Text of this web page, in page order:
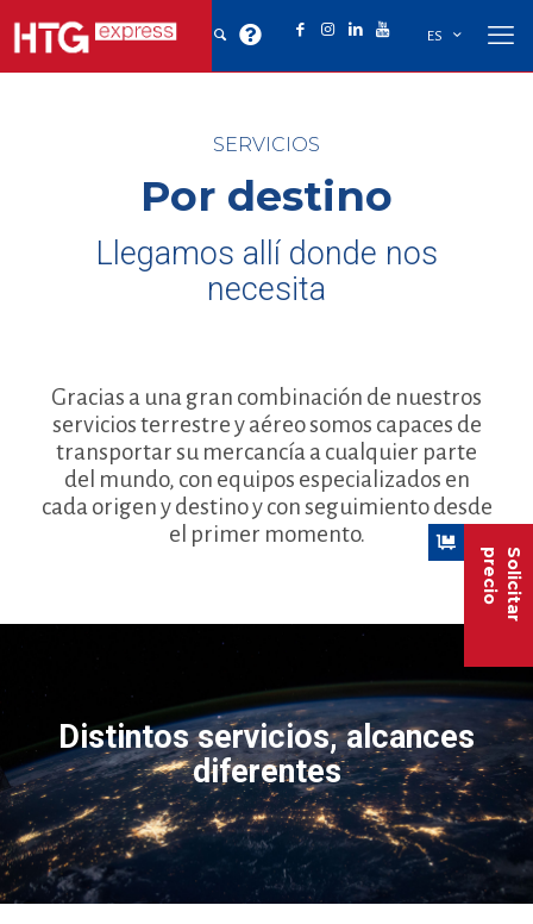
Solicitar
precio
ES
SERVICIOS
Por destino
Llegamos allí donde nos
necesita
Gracias a una gran combinación de nuestros
servicios terrestre y aéreo somos capaces de
transportar su mercancía a cualquier parte
del mundo, con equipos especializados en
cada origen y destino y con seguimiento desde
el primer momento.
Distintos servicios, alcances
diferentes